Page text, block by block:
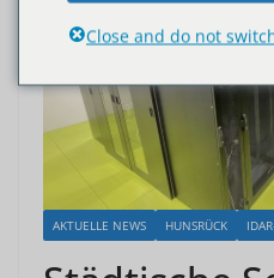
AKTUELLE NEWS HUNSRÜCK
Close and do not